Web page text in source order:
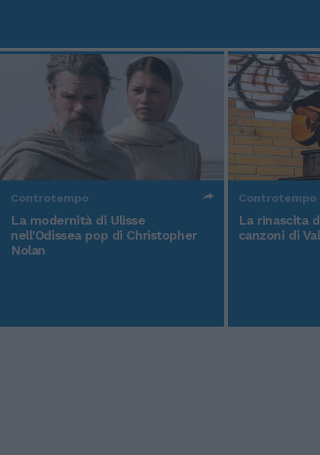
Controtempo
La modernità di Ulisse
nell'Odissea pop di Christopher
Nolan
Controtempo
La rinascita
canzoni di